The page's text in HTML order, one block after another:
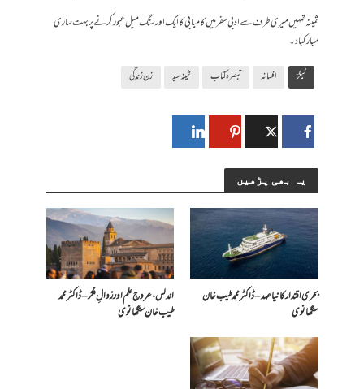
ثمینہ تمہیں میری طرف سے ادبی سفر میں کامیابی کا ایک اور سنگ میل عبور کرنے پر بہت ساری
مبارکباد۔
ٹیگز افسانہ تبصرہ کتاب ثمینہ سید زن زندگی
یہ بھی پڑھیں
بحری اقتدار کا نیا عہد – ڈاکٹر محمد طیب خان
سنگھانوی
اندلس، عروجِ علم اور زوالِ فکر – ڈاکٹر محمد
طیب خان سنگھانوی